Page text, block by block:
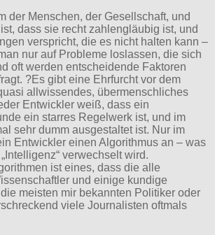
der Menschen, der Gesellschaft, und
dass sie recht zahlengläubig ist, und
verspricht, die es nicht halten kann –
nur auf Probleme loslassen, die sich
oft werden entscheidende Faktoren
?Es gibt eine Ehrfurcht vor dem
allwissendes, übermenschliches
Entwickler weiß, dass ein
ein starres Regelwerk ist, und im
sehr dumm ausgestaltet ist. Nur im
Entwickler einen Algorithmus an – was
verwechselt wird.
ist eines, dass die alle
und einige kundige
meisten mir bekannten Politiker oder
viele Journalisten oftmals